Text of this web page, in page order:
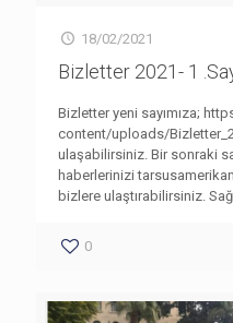
18/02/2021
Bizletter 2021- 1
Bizletter yeni sayımıza;
content/uploads/
ulaşabilirsiniz. Bir sonraki
haberlerinizi
bizlere ulaştırabilirsiniz.
0